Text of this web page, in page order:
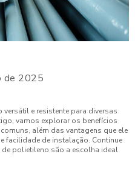
de 2025
e resistente para diversas
vamos explorar os benefícios
além das vantagens que ele
facilidade de instalação. Continue
polietileno são a escolha ideal